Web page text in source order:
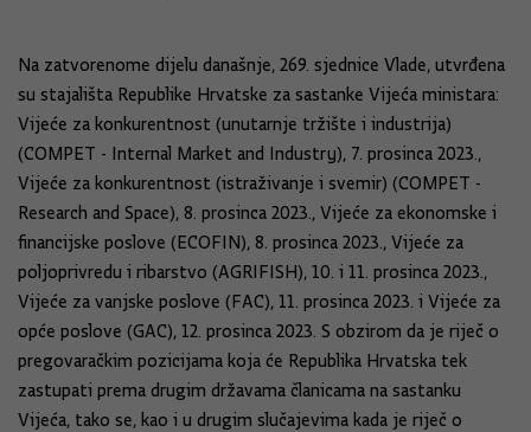
Na zatvorenome dijelu današnje, 269. sjednice Vlade, utvrđena
su stajališta Republike Hrvatske za sastanke Vijeća ministara:
Vijeće za konkurentnost (unutarnje tržište i industrija)
(COMPET - Internal Market and Industry), 7. prosinca 2023.,
Vijeće za konkurentnost (istraživanje i svemir) (COMPET -
Research and Space), 8. prosinca 2023., Vijeće za ekonomske i
financijske poslove (ECOFIN), 8. prosinca 2023., Vijeće za
poljoprivredu i ribarstvo (AGRIFISH), 10. i 11. prosinca 2023.,
Vijeće za vanjske poslove (FAC), 11. prosinca 2023. i Vijeće za
opće poslove (GAC), 12. prosinca 2023. S obzirom da je riječ o
pregovaračkim pozicijama koja će Republika Hrvatska tek
zastupati prema drugim državama članicama na sastanku
Vijeća, tako se, kao i u drugim slučajevima kada je riječ o